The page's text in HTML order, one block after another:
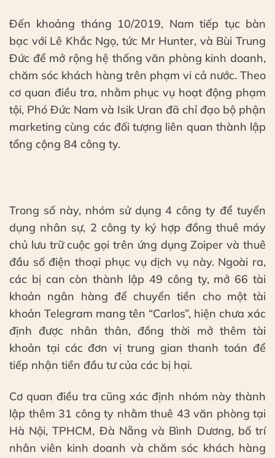
Đến khoảng tháng 10/2019, Nam tiếp tục bàn
bạc với Lê Khắc Ngọ, tức Mr Hunter, và Bùi Trung
Đức để mở rộng hệ thống văn phòng kinh doanh,
chăm sóc khách hàng trên phạm vi cả nước. Theo
cơ quan điều tra, nhằm phục vụ hoạt động phạm
tội, Phó Đức Nam và Isik Uran đã chỉ đạo bộ phận
marketing cùng các đối tượng liên quan thành lập
tổng cộng 84 công ty.
Trong số này, nhóm sử dụng 4 công ty để tuyển
dụng nhân sự, 2 công ty ký hợp đồng thuê máy
chủ lưu trữ cuộc gọi trên ứng dụng Zoiper và thuê
đầu số điện thoại phục vụ dịch vụ này. Ngoài ra,
các bị can còn thành lập 49 công ty, mở 66 tài
khoản ngân hàng để chuyển tiền cho một tài
khoản Telegram mang tên “Carlos”, hiện chưa xác
định được nhân thân, đồng thời mở thêm tài
khoản tại các đơn vị trung gian thanh toán để
tiếp nhận tiền đầu tư của các bị hại.
Cơ quan điều tra cũng xác định nhóm này thành
lập thêm 31 công ty nhằm thuê 43 văn phòng tại
Hà Nội, TPHCM, Đà Nẵng và Bình Dương, bố trí
nhân viên kinh doanh và chăm sóc khách hàng